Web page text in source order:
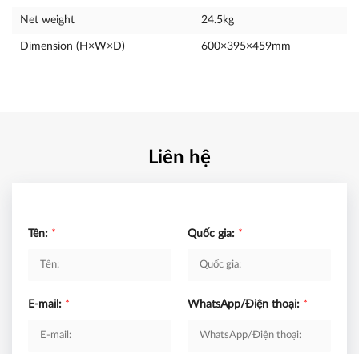
Net weight 24.5kg
Dimension (H×W×D) 600×395×459mm
Liên hệ
Tên: * Quốc gia: *
E-mail: * WhatsApp/Điện thoại: *